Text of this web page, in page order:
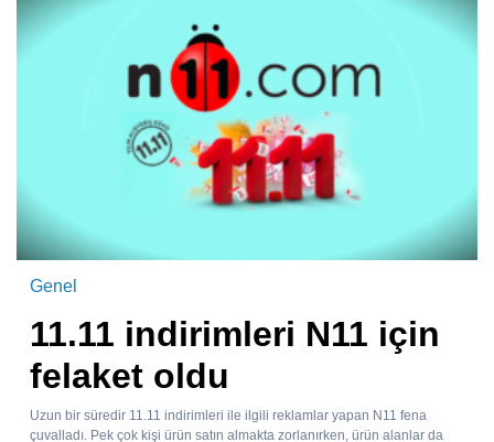
Genel
11.11 indirimleri N11 için
felaket oldu
Uzun bir süredir 11.11 indirimleri ile ilgili reklamlar yapan N11 fena
çuvalladı. Pek çok kişi ürün satın almakta zorlanırken, ürün alanlar da